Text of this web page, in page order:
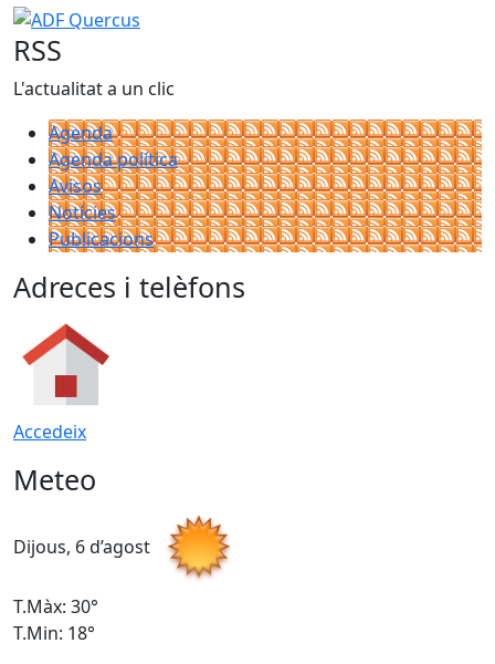
ADF Quercus
RSS
L'actualitat a un clic
Agenda
Agenda política
Avisos
Notícies
Publicacions
Adreces i telèfons
Accedeix
Meteo
Dijous, 6 d’agost
T.Màx: 30°
T.Min: 18°